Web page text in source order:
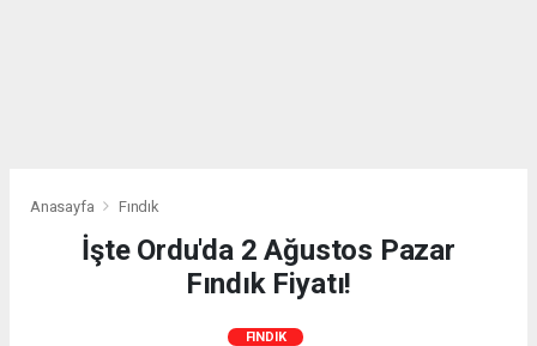
Anasayfa Fındık
İşte Ordu'da 2 Ağustos Pazar
Fındık Fiyatı!
FINDIK